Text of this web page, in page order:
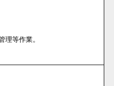
理等作業。